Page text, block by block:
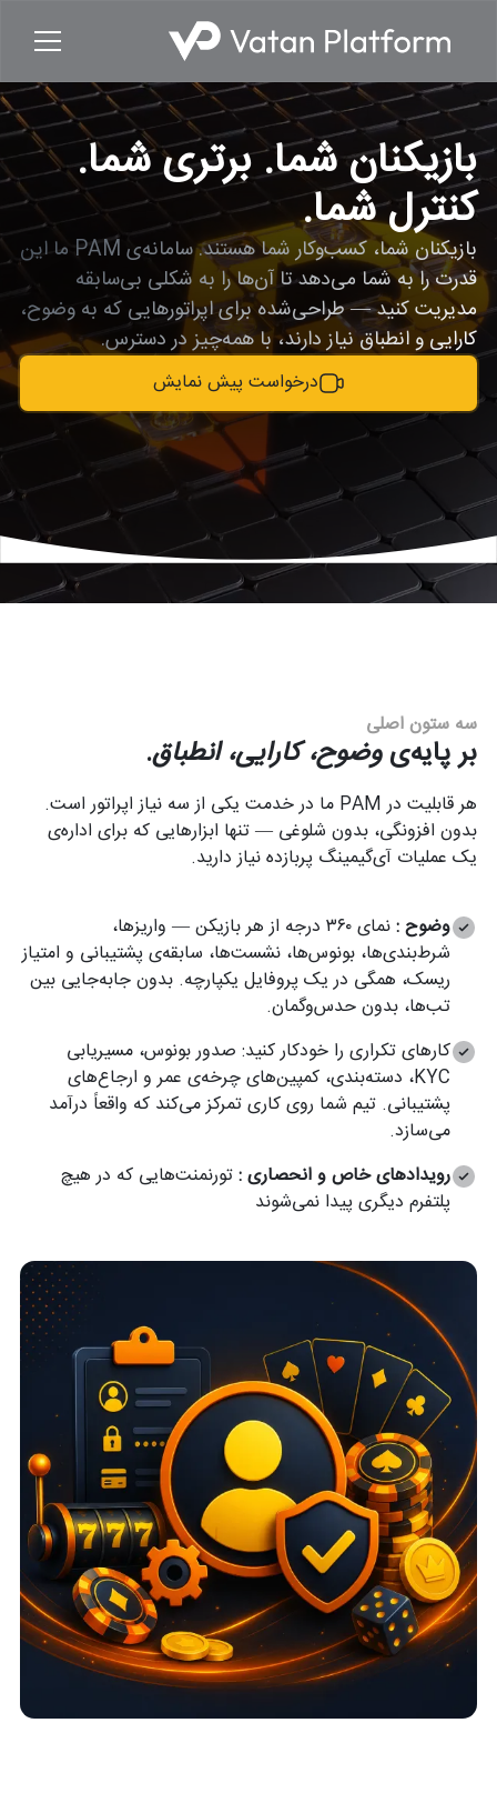
بازیکنان شما. برتری شما.
کنترل شما.
بازیکنان شما، کسب‌وکار شما هستند. سامانه‌ی PAM ما این
قدرت را به شما می‌دهد تا آن‌ها را به شکلی بی‌سابقه
مدیریت کنید — طراحی‌شده برای اپراتورهایی که به وضوح،
کارایی و انطباق نیاز دارند، با همه‌چیز در دسترس.
درخواست پیش نمایش
360°
<1s شناسایی ریسک 40+
سه ستون اصلی
بر پایه‌یوضوح، کارایی، انطباق.
هر قابلیت در PAM ما در خدمت یکی از سه نیاز اپراتور است.
بدون افزونگی، بدون شلوغی — تنها ابزارهایی که برای اداره‌ی
یک عملیات آی‌گیمینگ پربازده نیاز دارید.
وضوح :
نمای ۳۶۰ درجه از هر بازیکن — واریزها،
شرط‌بندی‌ها، بونوس‌ها، نشست‌ها، سابقه‌ی پشتیبانی و امتیاز
ریسک، همگی در یک پروفایل یکپارچه. بدون جابه‌جایی بین
تب‌ها، بدون حدس‌و‌گمان.
کارهای تکراری را خودکار کنید: صدور بونوس، مسیریابی
KYC، دسته‌بندی، کمپین‌های چرخه‌ی عمر و ارجاع‌های
پشتیبانی. تیم شما روی کاری تمرکز می‌کند که واقعاً درآمد
می‌سازد.
رویدادهای خاص و انحصاری :تورنمنت‌هایی که در هیچ
پلتفرم دیگری پیدا نمی‌شوند